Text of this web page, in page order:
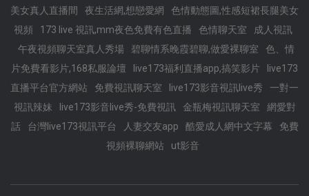
美女真人直播間
夜生活網,想戀愛網
色情動態圖,性感短裙長腿美女
視頻
173 live 視訊,mm夜色免費有色直播 色情聊天室
成人視訊
午夜視頻聊天室真人秀場
碧聊情系晚霞碧聊,做愛裸聊室
色、情
片免費看影片,168私服論壇
live173福利直播app,搞笑影片
live173
直播平台官方網站
免費視訊聊天室 live173影音視訊live秀
一對一
視訊辣妹
live173影音live秀-免費視訊 金瓶梅視訊聊天室
網愛對
話
台灣live173視訊平台 人妻交友app 酷愛成人網中文字幕
免費
視頻裸聊網站
ut影音